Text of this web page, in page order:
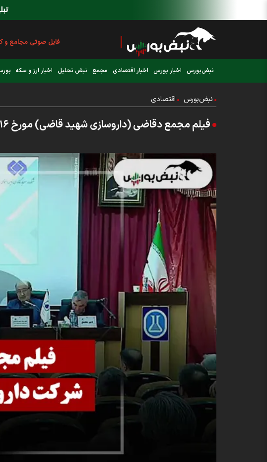
فایل صوتی مجامع و
عرضه اولیه بعدی کدام
فوری:شاخص کل کانال 4 میلیون واحد را رد کرد
نبض‌بورس اخبار بورس اخبار اقتصادی مجمع نبض تحلیل اخبار ارز و سکه
نبض‌بورس اقتصادی
فیلم مجمع دقاضی (داروسازی شهید قاضی) مورخ ۱۴۰۵/۰۴/۱۶